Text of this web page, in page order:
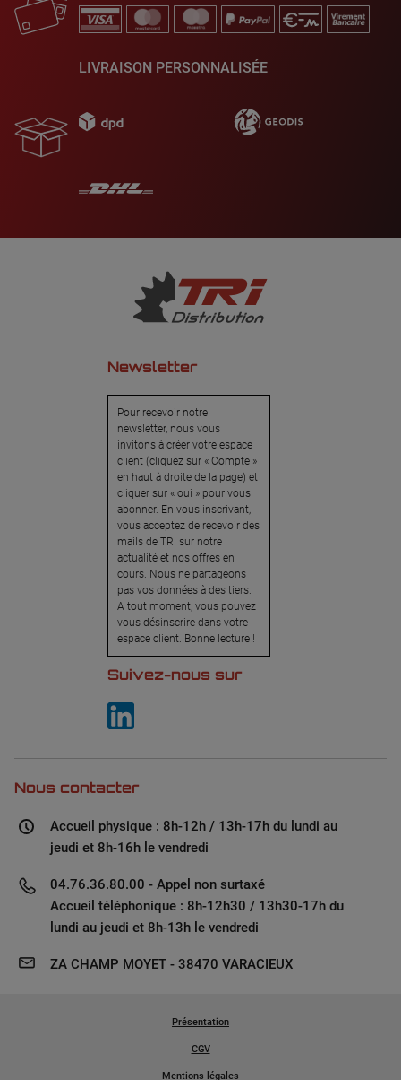
LIVRAISON PERSONNALISÉE
Newsletter
Pour recevoir notre
newsletter, nous vous
invitons à créer votre espace
client (cliquez sur « Compte »
en haut à droite de la page) et
cliquer sur « oui » pour vous
abonner. En vous inscrivant,
vous acceptez de recevoir des
mails de TRI sur notre
actualité et nos offres en
cours. Nous ne partageons
pas vos données à des tiers.
A tout moment, vous pouvez
vous désinscrire dans votre
espace client. Bonne lecture !
Suivez-nous sur
Nous contacter
Accueil physique : 8h-12h / 13h-17h du lundi au
jeudi et 8h-16h le vendredi
04.76.36.80.00 - Appel non surtaxé
Accueil téléphonique : 8h-12h30 / 13h30-17h du
lundi au jeudi et 8h-13h le vendredi
ZA CHAMP MOYET - 38470 VARACIEUX
Présentation
CGV
Mentions légales